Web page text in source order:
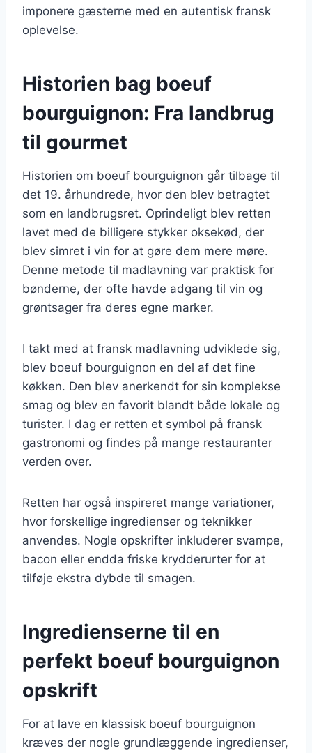
imponere gæsterne med en autentisk fransk
oplevelse.
Historien bag boeuf
bourguignon: Fra landbrug
til gourmet
Historien om boeuf bourguignon går tilbage til
det 19. århundrede, hvor den blev betragtet
som en landbrugsret. Oprindeligt blev retten
lavet med de billigere stykker oksekød, der
blev simret i vin for at gøre dem mere møre.
Denne metode til madlavning var praktisk for
bønderne, der ofte havde adgang til vin og
grøntsager fra deres egne marker.
I takt med at fransk madlavning udviklede sig,
blev boeuf bourguignon en del af det fine
køkken. Den blev anerkendt for sin komplekse
smag og blev en favorit blandt både lokale og
turister. I dag er retten et symbol på fransk
gastronomi og findes på mange restauranter
verden over.
Retten har også inspireret mange variationer,
hvor forskellige ingredienser og teknikker
anvendes. Nogle opskrifter inkluderer svampe,
bacon eller endda friske krydderurter for at
tilføje ekstra dybde til smagen.
Ingredienserne til en
perfekt boeuf bourguignon
opskrift
For at lave en klassisk boeuf bourguignon
kræves der nogle grundlæggende ingredienser,